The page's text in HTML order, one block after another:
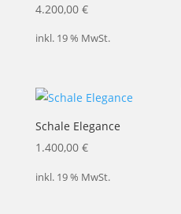
4.200,00 €
inkl. 19 % MwSt.
Schale Elegance
1.400,00 €
inkl. 19 % MwSt.